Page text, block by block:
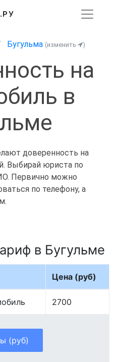
Бугульма (изменить )
на
в
доверенность на
Выбирай юриста по
Первично можно
по телефону, а
в Бугульме
Цена (руб)
2700
(руб)